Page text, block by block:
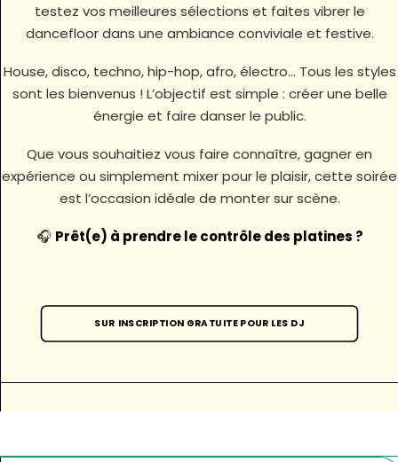
testez vos meilleures sélections et faites vibrer le
dancefloor dans une ambiance conviviale et festive.
House, disco, techno, hip-hop, afro, électro… Tous les styles
sont les bienvenus ! L’objectif est simple : créer une belle
énergie et faire danser le public.
Que vous souhaitiez vous faire connaître, gagner en
expérience ou simplement mixer pour le plaisir, cette soirée
est l’occasion idéale de monter sur scène.
🎧 Prêt(e) à prendre le contrôle des platines ?
SUR INSCRIPTION GRATUITE POUR LES DJ